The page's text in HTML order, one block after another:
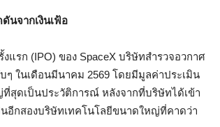
นจากเงินเฟ้อ
รก (IPO) ของ SpaceX บริษัทสำรวจอวกาศ
ๆ ในเดือนมีนาคม 2569 โดยมีมูลค่าประเมิน
ที่สุดเป็นประวัติการณ์ หลังจากที่บริษัทได้เข้า
นอีกสองบริษัทเทคโนโลยีขนาดใหญ่ที่คาดว่า